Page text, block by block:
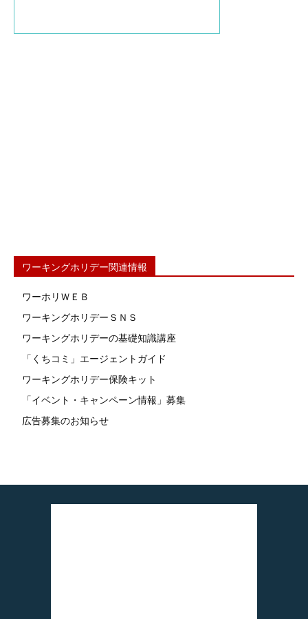
ワーキングホリデー関連情報
ワーホリＷＥＢ
ワーキングホリデーＳＮＳ
ワーキングホリデーの基礎知識講座
「くちコミ」エージェントガイド
ワーキングホリデー保険キット
「イベント・キャンペーン情報」募集
広告募集のお知らせ